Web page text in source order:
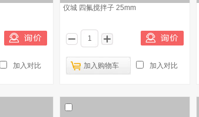
加入对比
仪城 四氟搅拌子 25mm
加入购物车 加入对比